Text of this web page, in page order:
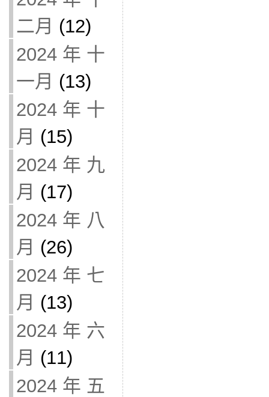
二月 (12)
2024 年 十
一月 (13)
2024 年 十
月 (15)
2024 年 九
月 (17)
2024 年 八
月 (26)
2024 年 七
月 (13)
2024 年 六
月 (11)
2024 年 五